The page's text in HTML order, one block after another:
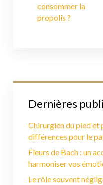
consommer la
propolis ?
Dernières
Chirurgien du pied et
différences pour le
Fleurs de Bach : un
harmoniser vos
Le rôle souvent